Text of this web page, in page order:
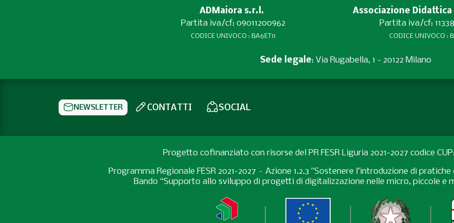
ADMaiora s.r.l.
Partita iva/cf: 09011200962
CODICE UNIVOCO : BA6ET11
Associazione Didattica
Partita iva/cf:
CODICE UNIVOCO :
Sede legale: Via Rugabella, 1 - 20122 Milano
NEWSLETTER CONTATTI SOCIAL
Progetto cofinanziato con risorse del PR FESR Liguria 2021-2027 codice
Programma Regionale FESR 2021-2027 – Azione 1.2.3 "Sostenere l’introduzione di
Bando “Supporto allo sviluppo di progetti di digitalizzazione nelle micro, piccole e